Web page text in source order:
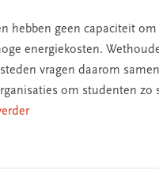
hebben geen capaciteit
energiekosten.
vragen daarom
om studenten zo